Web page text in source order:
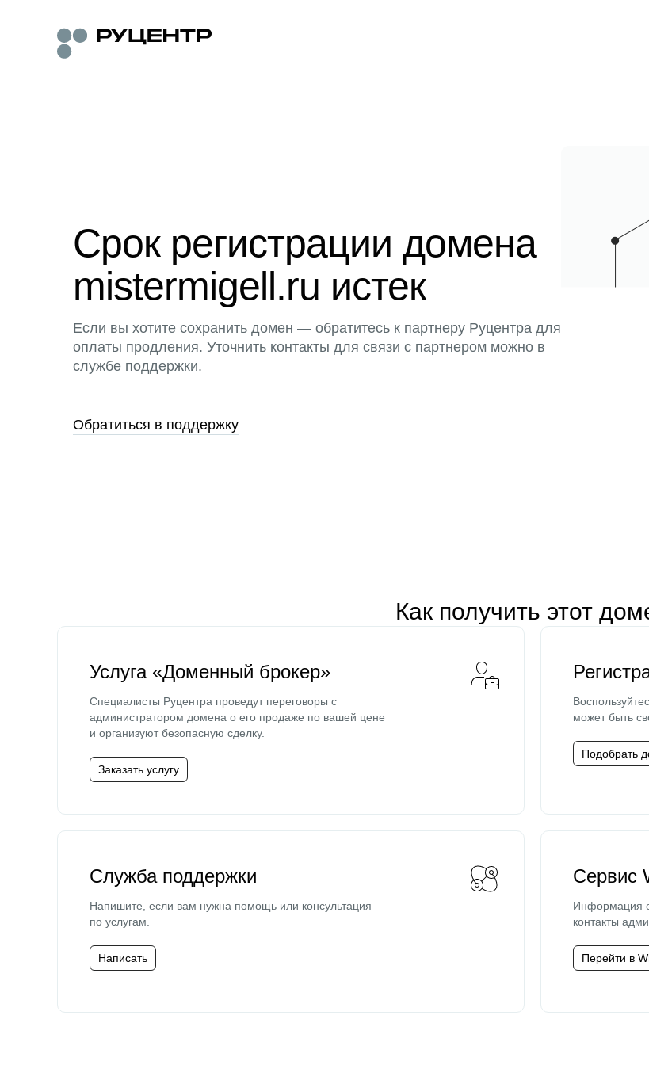
Срок регистрации домена
mistermigell.ru истек
Если вы хотите сохранить домен — обратитесь к партнеру Руцентра для
оплаты продления. Уточнить контакты для связи с партнером можно в
службе поддержки.
Обратиться в поддержку
Как получить этот
Услуга «Доменный брокер»
Специалисты Руцентра проведут переговоры с
администратором домена о его продаже по вашей цене
и организуют безопасную сделку.
Заказать услугу
может быть
Подобрать
Служба поддержки
Напишите, если вам нужна помощь или консультация
по услугам.
Написать
Сервис
Информация о
контакты
Перейти в